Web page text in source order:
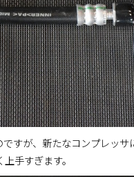
すが、新たなコンプレッ
手すぎます。